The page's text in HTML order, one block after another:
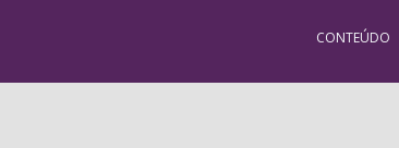
CONTEÚDO